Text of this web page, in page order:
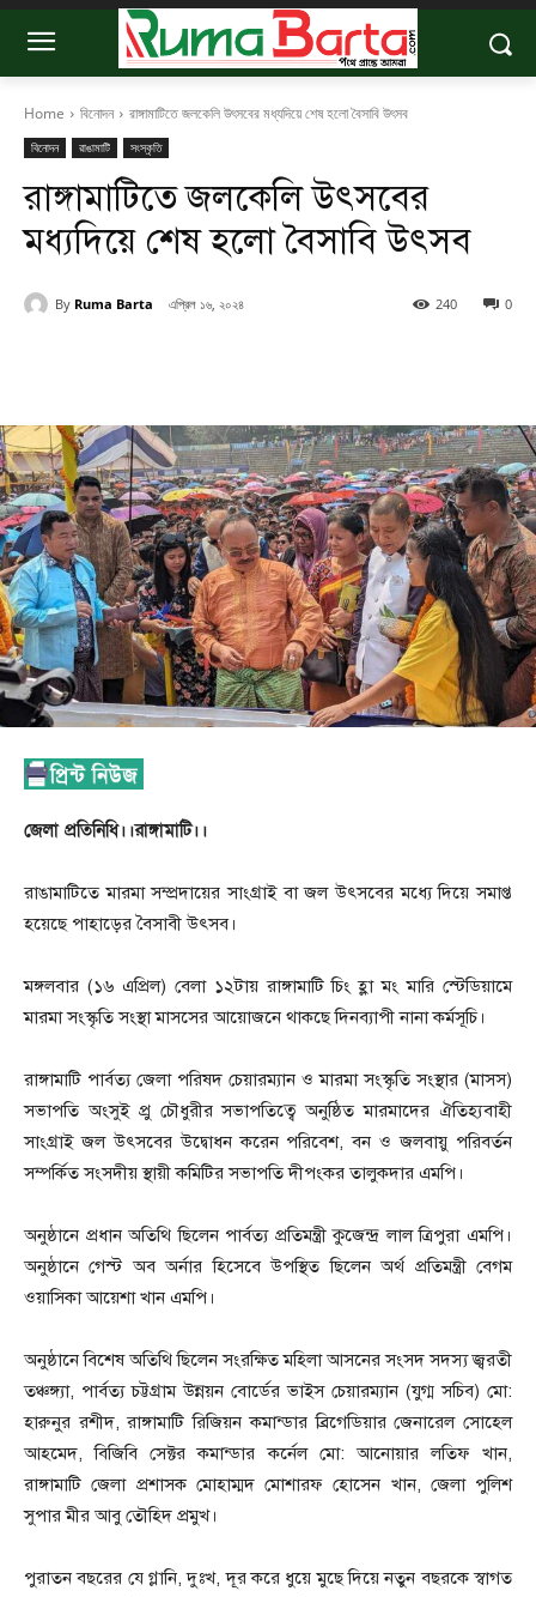
Home বিনোদন রাঙ্গামাটিতে জলকেলি উৎসবের মধ্যদিয়ে শেষ হলো বৈসাবি উৎসব
বিনোদন রাঙামাটি সংস্কৃতি
রাঙ্গামাটিতে জলকেলি উৎসবের
মধ্যদিয়ে শেষ হলো বৈসাবি উৎসব
By Ruma Barta এপ্রিল ১৬, ২০২৪ 0
240
জেলা প্রতিনিধি।।রাঙ্গামাটি।।
রাঙামাটিতে মারমা সম্প্রদায়ের সাংগ্রাই বা জল উৎসবের মধ্যে দিয়ে সমাপ্ত
হয়েছে পাহাড়ের বৈসাবী উৎসব।
মঙ্গলবার (১৬ এপ্রিল) বেলা ১২টায় রাঙ্গামাটি চিং হ্লা মং মারি স্টেডিয়ামে
মারমা সংস্কৃতি সংস্থা মাসসের আয়োজনে থাকছে দিনব্যাপী নানা কর্মসূচি।
রাঙ্গামাটি পার্বত্য জেলা পরিষদ চেয়ারম্যান ও মারমা সংস্কৃতি সংস্থার (মাসস)
সভাপতি অংসুই প্রু চৌধুরীর সভাপতিত্বে অনুষ্ঠিত মারমাদের ঐতিহ্যবাহী
সাংগ্রাই জল উৎসবের উদ্বোধন করেন পরিবেশ, বন ও জলবায়ু পরিবর্তন
সম্পর্কিত সংসদীয় স্থায়ী কমিটির সভাপতি দীপংকর তালুকদার এমপি।
অনুষ্ঠানে প্রধান অতিথি ছিলেন পার্বত্য প্রতিমন্ত্রী কুজেন্দ্র লাল ত্রিপুরা এমপি।
অনুষ্ঠানে গেস্ট অব অর্নার হিসেবে উপস্থিত ছিলেন অর্থ প্রতিমন্ত্রী বেগম
ওয়াসিকা আয়েশা খান এমপি।
অনুষ্ঠানে বিশেষ অতিথি ছিলেন সংরক্ষিত মহিলা আসনের সংসদ সদস্য জ্বরতী
তঞ্চঙ্গ্যা, পার্বত্য চট্টগ্রাম উন্নয়ন বোর্ডের ভাইস চেয়ারম্যান (যুগ্ম সচিব) মো:
হারুনুর রশীদ, রাঙ্গামাটি রিজিয়ন কমান্ডার ব্রিগেডিয়ার জেনারেল সোহেল
আহমেদ, বিজিবি সেক্টর কমান্ডার কর্নেল মো: আনোয়ার লতিফ খান,
রাঙ্গামাটি জেলা প্রশাসক মোহাম্মদ মোশারফ হোসেন খান, জেলা পুলিশ
সুপার মীর আবু তৌহিদ প্রমুখ।
পুরাতন বছরের যে গ্লানি, দুঃখ, দূর করে ধুয়ে মুছে দিয়ে নতুন বছরকে স্বাগত